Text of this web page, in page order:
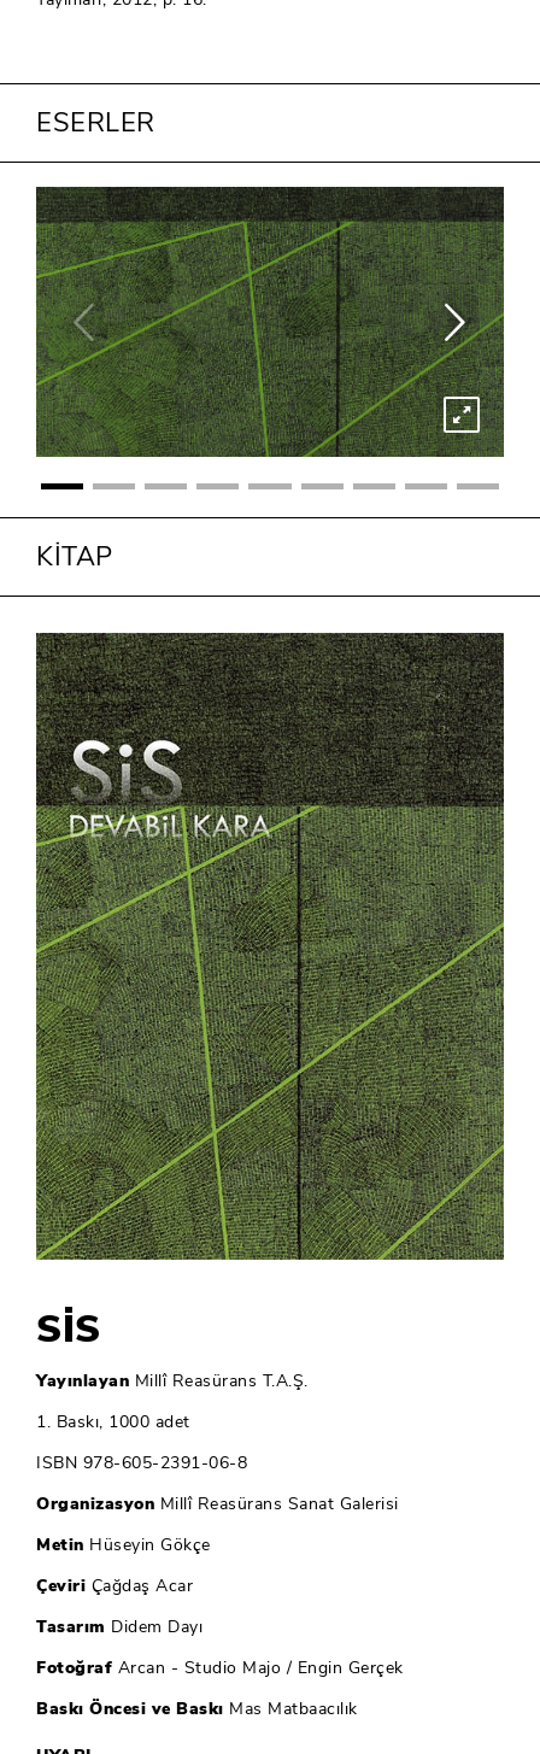
ESERLER
KİTAP
SİS
Yayınlayan Millî Reasürans T.A.Ş.
1. Baskı, 1000 adet
ISBN 978-605-2391-06-8
Organizasyon Millî Reasürans Sanat Galerisi
Metin Hüseyin Gökçe
Çeviri Çağdaş Acar
Tasarım Didem Dayı
Fotoğraf Arcan - Studio Majo / Engin Gerçek
Baskı Öncesi ve Baskı Mas Matbaacılık